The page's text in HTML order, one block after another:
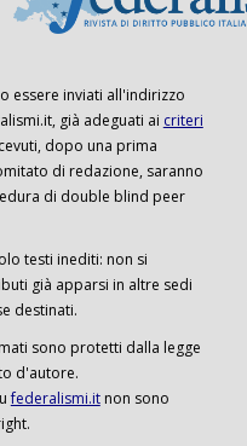
essere inviati all'indirizzo
già adeguati ai criteri
dopo una prima
di redazione, saranno
di double blind peer
testi inediti: non si
già apparsi in altre sedi
destinati.
sono protetti dalla legge
d'autore.
federalismi.itnon sono